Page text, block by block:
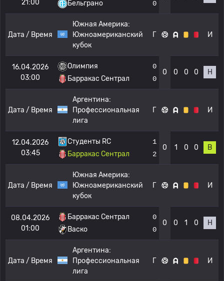
21:00
Бельграно
0
Дата / Время
Южная Америка:
Южноамериканский
кубок
Г И
16.04.2026
03:00
Олимпия
Барракас Сентрал
0
0
0 0 0 0 Н
Дата / Время
Аргентина:
Профессиональная
лига
Г И
12.04.2026
03:45
Студенты RC
Барракас Сентрал
1
2
0 1 0 0 В
Дата / Время
Южная Америка:
Южноамериканский
кубок
Г И
08.04.2026
01:00
Барракас Сентрал
Васко
0
0
0 0 1 0 Н
Дата / Время
Аргентина:
Профессиональная
лига
Г И